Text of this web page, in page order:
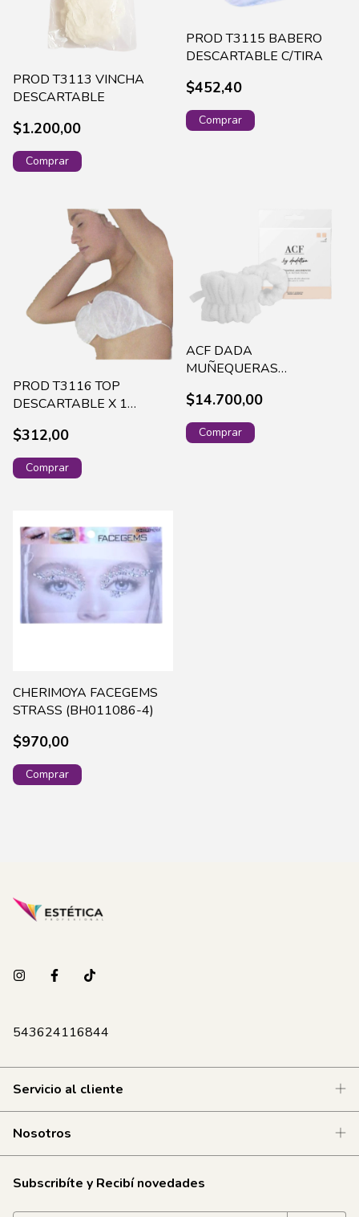
PROD T3113 VINCHA
DESCARTABLE
$1.200,00
PROD T3115 BABERO
DESCARTABLE C/TIRA
$452,40
PROD T3116 TOP
DESCARTABLE X 1
$312,00
ACF DADA
MUÑEQUERAS
(DADAWRIST2)
$14.700,00
CHERIMOYA FACEGEMS
STRASS (BH011086-4)
$970,00
543624116844
Servicio al cliente
Nosotros
Subscribíte y Recibí novedades